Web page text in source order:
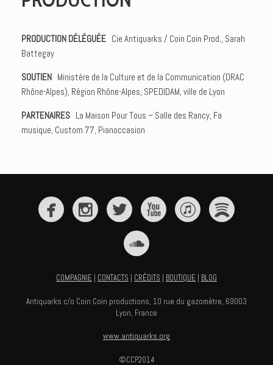
PRODUCTION DÉLÉGUÉE Cie Antiquarks / Coin Coin Prod., Sarah
Battegay
SOUTIEN Ministère de la Culture et de la Communication (DRAC
Rhône-Alpes), Région Rhône-Alpes, SPEDIDAM, ville de Lyon
PARTENAIRES La Maison Pour Tous – Salle des Rancy, Fa
musique, Custom 77, Pianoccasion
COMPAGNIE | CONTACTS | CRÉDITS | BOUTIQUE | BLOG
Antiquarks c/o Coin Coin productions, 10 rue du gazomètre, 69003
Lyon, France
www.antiquarks.org
©CCP2014